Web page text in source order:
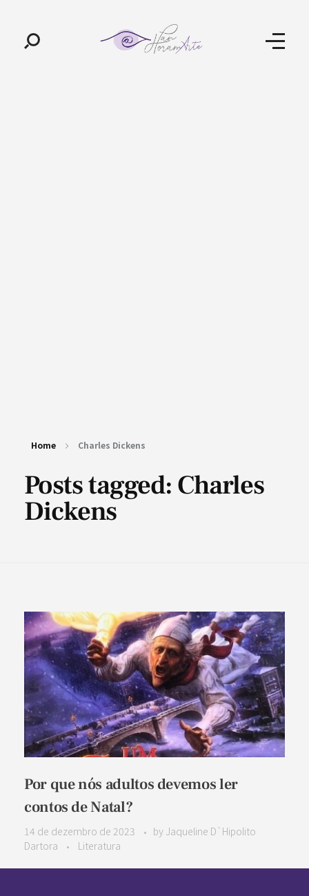
Home Charles Dickens
Posts tagged: Charles
Dickens
Por que nós adultos devemos ler
contos de Natal?
14 de dezembro de 2023 by Jaqueline D`Hipolito
Dartora
Literatura